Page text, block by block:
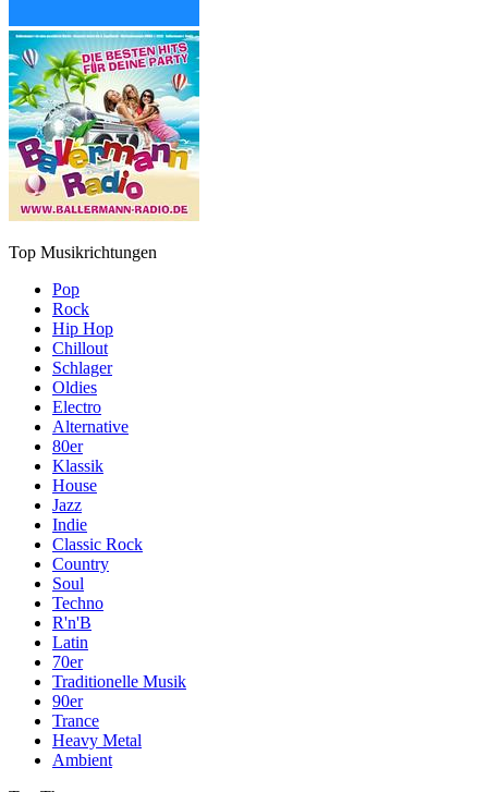
Top Musikrichtungen
Pop
Rock
Hip Hop
Chillout
Schlager
Oldies
Electro
Alternative
80er
Klassik
House
Jazz
Indie
Classic Rock
Country
Soul
Techno
R'n'B
Latin
70er
Traditionelle Musik
90er
Trance
Heavy Metal
Ambient